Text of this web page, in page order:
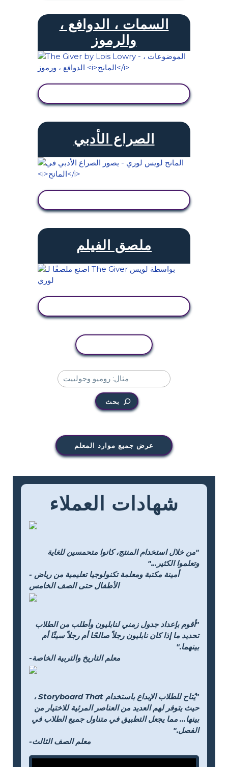
السمات ، الدوافع ،
والرموز
الصراع الأدبي
ملصق الفيلم
بحث
عرض جميع موارد المعلم
شهادات العملاء
"من خلال استخدام المنتج، كانوا متحمسين للغاية
وتعلموا الكثير..."
- أمينة مكتبة ومعلمة تكنولوجيا تعليمية من رياض
الأطفال حتى الصف الخامس
"أقوم بإعداد جدول زمني لنابليون وأطلب من الطلاب
تحديد ما إذا كان نابليون رجلاً صالحًا أم رجلاً سيئًا أم
بينهما."
-معلم التاريخ والتربية الخاصة
"يُتاح للطلاب الإبداع باستخدام Storyboard That ،
حيث يتوفر لهم العديد من العناصر المرئية للاختيار من
بينها... مما يجعل التطبيق في متناول جميع الطلاب في
الفصل."
-معلم الصف الثالث